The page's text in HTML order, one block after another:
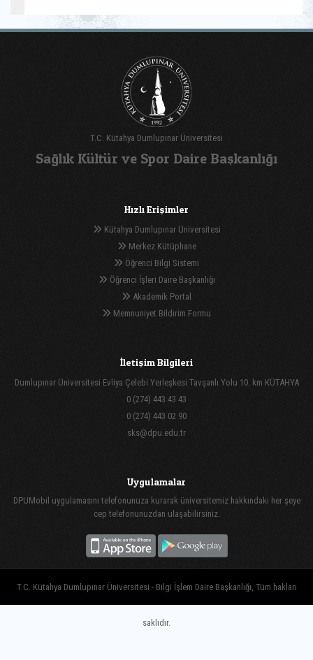
T.C. Kütahya Dumlupınar Üniversitesi
Sağlık Kültür ve Spor Daire Başkanlığı
Hızlı Erişimler
Kütahya Dumlupınar Üniversitesi
Merkez Kütüphane
Öğrenci Bilgi Sistemi
Öğrenci İşleri Daire Başkanlığı
Akademik Portal
Memnuniyet Bildirim Formu
İletişim Bilgileri
Dumlupınar Üniversitesi Evliya Çelebi Yerleşkesi Tavşanlı Yolu 10. km KÜTAHYA
0 (274) 443 43 43
0 (274) 443 02 90
sks@dpu.edu.tr
Uygulamalar
DPUMobil uygulamasını telefonunuza kurarak üniversitemiz hakkındaki her şeye
cep telefonunuzdan ulaşabilirsiniz.
T.C. Kütahya Dumlupınar Üniversitesi - Bilgi İşlem Daire Başkanlığı, Tüm hakları
saklıdır.